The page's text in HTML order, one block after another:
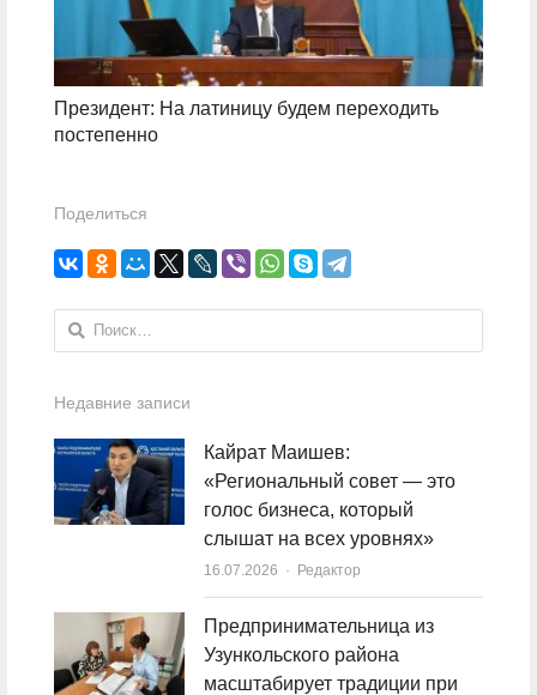
Президент: На латиницу будем переходить
постепенно
Поделиться
Найти:
Недавние записи
Кайрат Маишев:
«Региональный совет — это
голос бизнеса, который
слышат на всех уровнях»
16.07.2026 Author
Редактор
Предпринимательница из
Узункольского района
масштабирует традиции при